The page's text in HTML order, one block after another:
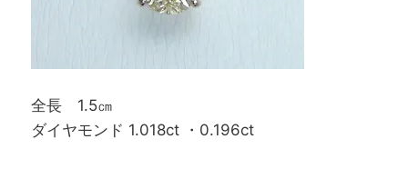
全長 1.5㎝
ダイヤモンド 1.018ct ・0.196ct